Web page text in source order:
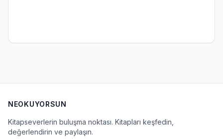
NEOKUYORSUN
Kitapseverlerin buluşma noktası. Kitapları keşfedin,
değerlendirin ve paylaşın.